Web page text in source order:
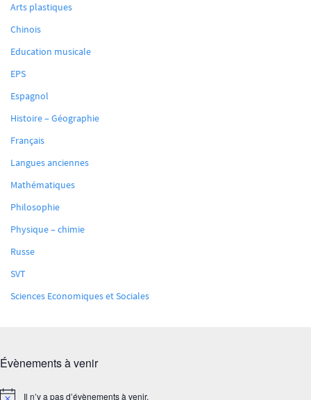
Arts plastiques
Chinois
Education musicale
EPS
Espagnol
Histoire – Géographie
Français
Langues anciennes
Mathématiques
Philosophie
Physique – chimie
Russe
SVT
Sciences Economiques et Sociales
Évènements à venir
Il n’y a pas d’évènements à venir.